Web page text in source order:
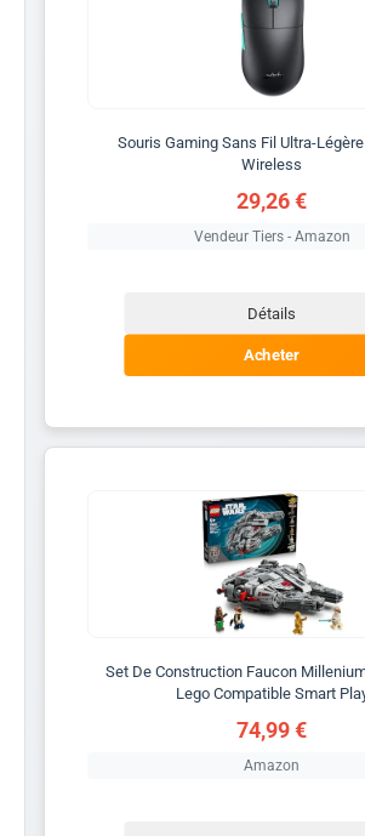
Souris Gaming Sans Fil Ultra-
Wireless
29,26 €
Vendeur Tiers - Amazon
Détails
Acheter
Set De Construction Faucon
Lego Compatible Smart
74,99 €
Amazon